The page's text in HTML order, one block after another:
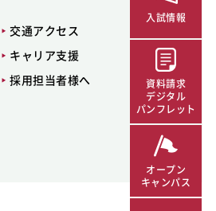
交通アクセス
キャリア支援
採用担当者様へ
入試情報
資料請求
デジタル
パンフレット
オープン
キャンパス